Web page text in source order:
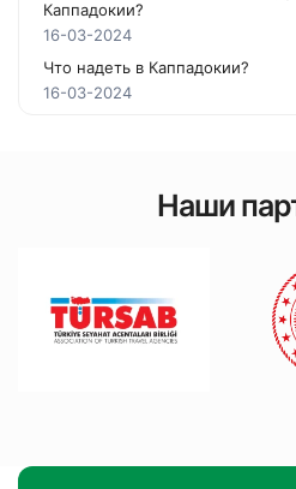
Каппадокии?
16-03-2024
Что надеть в Каппадокии?
16-03-2024
Наши